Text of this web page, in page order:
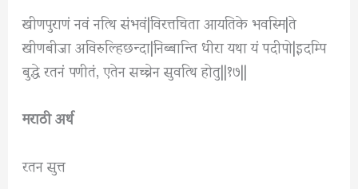
खीणपुराणं नवं नत्थि संभवं|विरत्तचिता आयतिके भवस्मि|ते
खीणबीजा अविरुल्हिछन्दा|निब्बान्ति धीरा यथा यं पदीपो|इदम्पि
बुद्धे रतनं पणीतं, एतेन सच्चेन सुवत्थि होतु||१७||
मराठी अर्थ
रतन सुत्त